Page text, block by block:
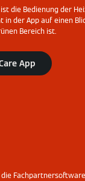
die Bedienung der
in der App auf einen
Bereich ist.
App
die